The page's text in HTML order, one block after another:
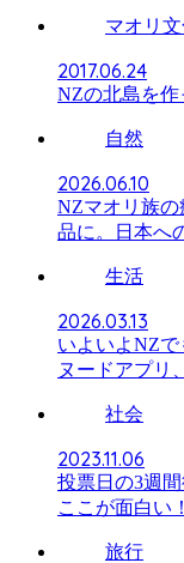
マオリ
2017.06.24
NZの北島を
自然
2026.06.10
NZマオリ族の
品に。日本へ
生活
2026.03.13
いよいよNZで
ヌードアプリ
社会
2023.11.06
投票日の3週
ここが面白い
旅行